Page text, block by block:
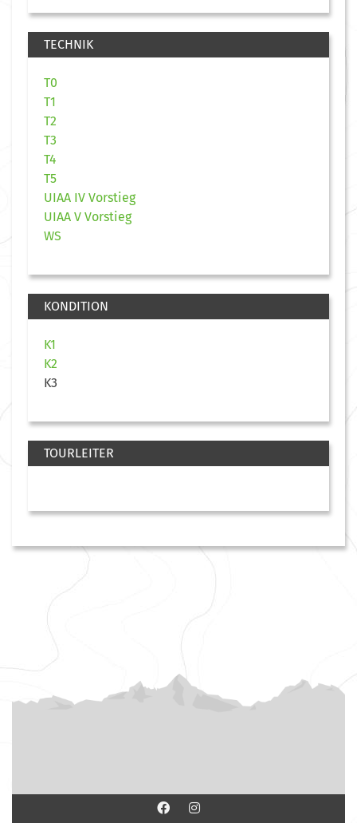
TECHNIK
T0
T1
T2
T3
T4
T5
UIAA IV Vorstieg
UIAA V Vorstieg
WS
KONDITION
K1
K2
K3
TOURLEITER